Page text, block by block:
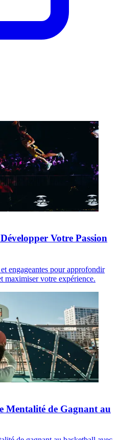
Votre Passion
engageantes pour approfondir
maximiser votre expérience.
Mentalité de Gagnant au